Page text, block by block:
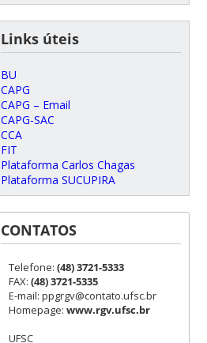
Links úteis
BU
CAPG
CAPG – Email
CAPG-SAC
CCA
FIT
Plataforma Carlos Chagas
Plataforma SUCUPIRA
CONTATOS
Telefone: (48) 3721-5333
FAX: (48) 3721-5335
E-mail: ppgrgv@contato.ufsc.br
Homepage: www.rgv.ufsc.br
UFSC